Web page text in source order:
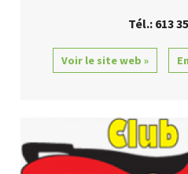
Tél.: 613
Voir le site web »